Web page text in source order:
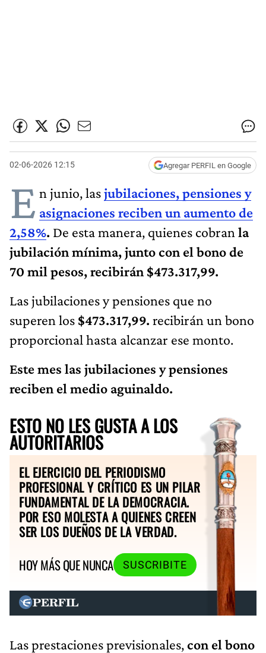
02-06-2026 12:15 Agregar PERFIL en Google
E n junio, lasjubilaciones, pensiones y
asignaciones reciben un aumento de
2,58%. De esta manera, quienes cobran la
jubilación mínima, junto con el bono de
70 mil pesos, recibirán $‬473.317,99.
Las jubilaciones y pensiones que no
superen los $‬473.317,99. recibirán un bono
proporcional hasta alcanzar ese monto.
Este mes las jubilaciones y pensiones
reciben el medio aguinaldo.
ESTO NO LES GUSTA A LOS
AUTORITARIOS
EL EJERCICIO DEL PERIODISMO
PROFESIONAL Y CRÍTICO ES UN PILAR
FUNDAMENTAL DE LA DEMOCRACIA.
POR ESO MOLESTA A QUIENES CREEN
SER LOS DUEÑOS DE LA VERDAD.
HOY MÁS QUE NUNCA
SUSCRIBITE
Las prestaciones previsionales,con el bono